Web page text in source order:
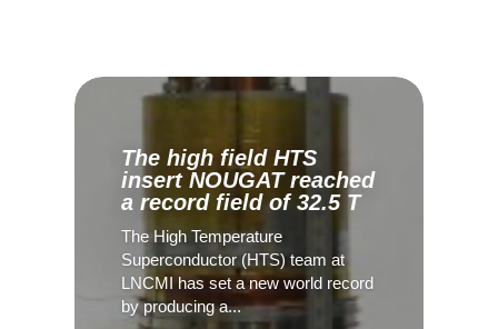
The high field HTS
insert NOUGAT reached
a record field of 32.5 T
The High Temperature
Superconductor (HTS) team at
LNCMI has set a new world record
by producing a...